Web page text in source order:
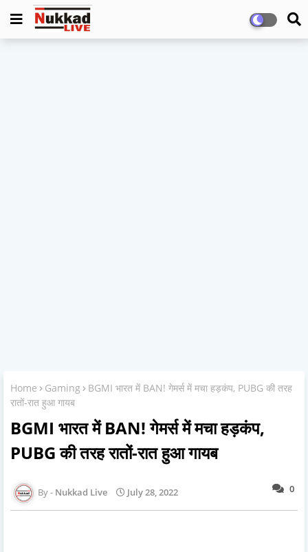
Home Gaming
BGMI भारत में BAN! गेमर्स में मचा हड़कंप, PUBG की तरह
रातों-रात हुआ गायब
BGMI भारत में BAN! गेमर्स में मचा हड़कंप,
PUBG की तरह रातों-रात हुआ गायब
0
Nukkad Live July 28, 2022